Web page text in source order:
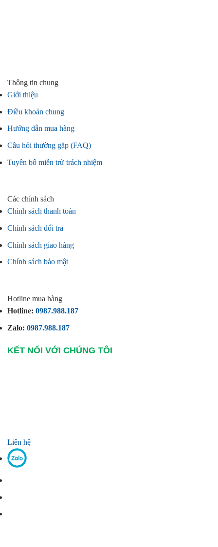
Thông tin chung
Giới thiệu
Điều khoản chung
Hướng dẫn mua hàng
Câu hỏi thường gặp (FAQ)
Tuyên bố miễn trừ trách nhiệm
Các chính sách
Chính sách thanh toán
Chính sách đổi trả
Chính sách giao hàng
Chính sách bảo mật
Hotline mua hàng
Hotline: 0987.988.187
Zalo: 0987.988.187
KẾT NỐI VỚI CHÚNG TÔI
Liên hệ